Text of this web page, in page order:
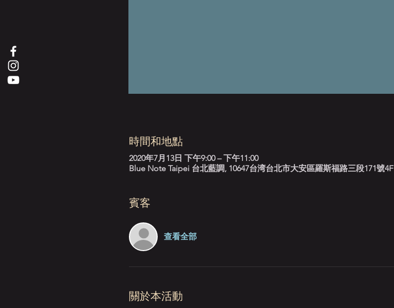
時間和地點
2020年7月13日 下午9:00 – 下午11:00
Blue Note Taipei 台北藍調, 10647台湾台北市大安區羅斯福路三段171號4F
賓客
查看全部
關於本活動